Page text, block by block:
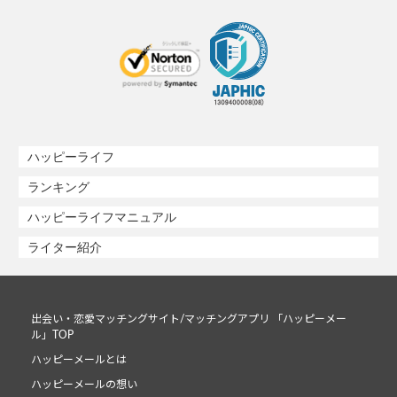
ハッピーライフ
ランキング
ハッピーライフマニュアル
ライター紹介
出会い・恋愛マッチングサイト/マッチングアプリ 「ハッピーメー
ル」TOP
ハッピーメールとは
ハッピーメールの想い